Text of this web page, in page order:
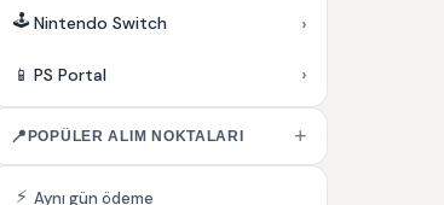
🕹️ Nintendo Switch ›
📱 PS Portal ›
📍 POPÜLER ALIM NOKTALARI +
⚡ Aynı gün ödeme